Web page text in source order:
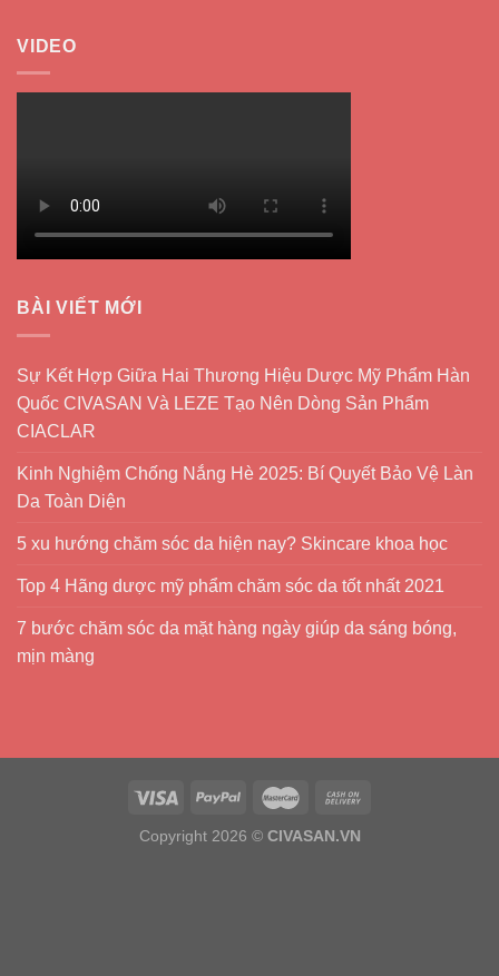
VIDEO
BÀI VIẾT MỚI
Sự Kết Hợp Giữa Hai Thương Hiệu Dược Mỹ Phẩm Hàn
Quốc CIVASAN Và LEZE Tạo Nên Dòng Sản Phẩm
CIACLAR
Kinh Nghiệm Chống Nắng Hè 2025: Bí Quyết Bảo Vệ Làn
Da Toàn Diện
5 xu hướng chăm sóc da hiện nay? Skincare khoa học
Top 4 Hãng dược mỹ phẩm chăm sóc da tốt nhất 2021
7 bước chăm sóc da mặt hàng ngày giúp da sáng bóng,
mịn màng
Copyright 2026 © CIVASAN.VN